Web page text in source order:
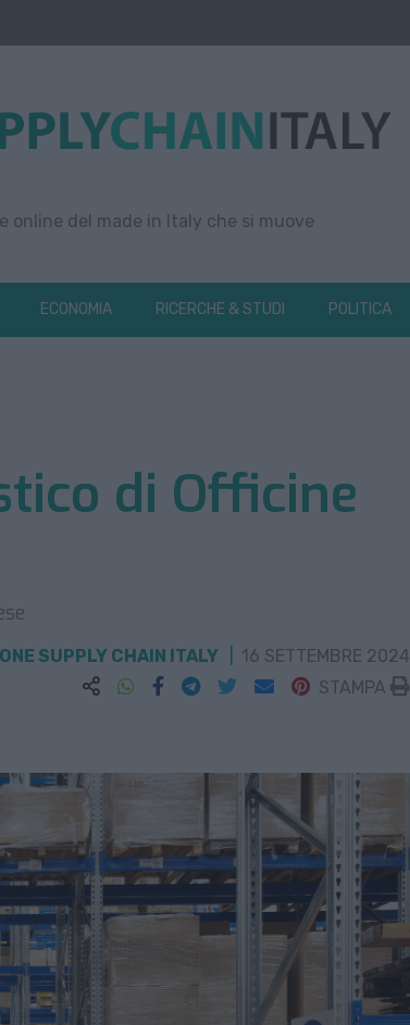
online del made in Italy che si muove
ECONOMIA RICERCHE & STUDI POLITICA
di Officine
SUPPLY CHAIN ITALY
16 SETTEMBRE 2024
STAMPA